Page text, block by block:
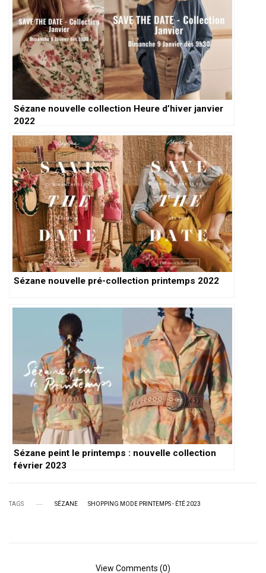
Sézane nouvelle collection Heure d’hiver janvier
2022
Sézane nouvelle pré-collection printemps 2022
Sézane peint le printemps : nouvelle collection
février 2023
TAGS SÉZANE SHOPPING MODE PRINTEMPS - ÉTÉ 2023
View Comments (0)